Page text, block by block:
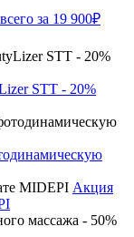
за 19 900₽
STT - 20%
Акция